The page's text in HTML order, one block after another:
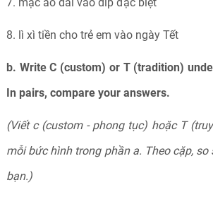
8. lì xì tiền cho trẻ em vào ngày Tết
b. Write C (custom) or T (tradition)
In pairs, compare your answers.
(Viết c (custom - phong tục) hoặc T
mỗi bức hình trong phần a. Theo cặp,
bạn.)